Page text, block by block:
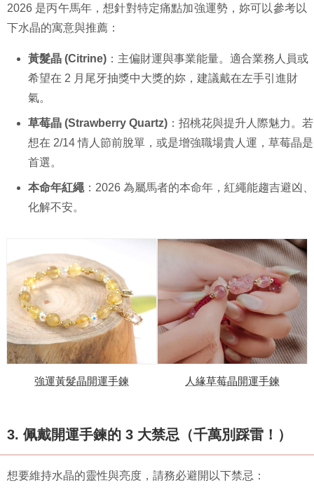
2026 是丙午馬年，想針對特定痛點加強運勢，妳可以參考以
下水晶的寓意與推薦：
黃髮晶 (Citrine) ：主偏財運與事業能量。適合業務人員或
希望在 2 月尾牙抽獎中大獎的妳，建議戴在左手引進財
氣。
草莓晶 (Strawberry Quartz) ：招桃花與提升人際魅力。若
想在 2/14 情人節前脫單，或是增強職場貴人運，草莓晶是
首選。
本命年紅繩：2026 為屬馬者的本命年，紅繩能趨吉避凶、
化解不安。
強運黃髮晶開運手鍊 人緣草莓晶開運手鍊
3. 佩戴開運手鍊的 3 大禁忌（千萬別踩雷！）
想要維持水晶的靈性與亮度，請務必避開以下禁忌：